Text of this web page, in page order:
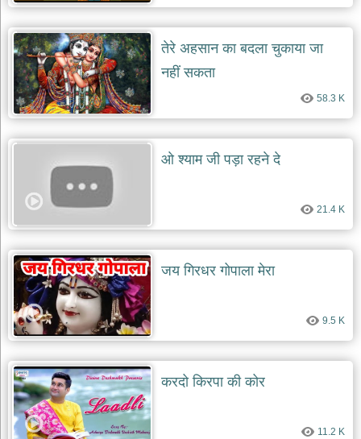
देश
भक्ति
भजन
patriotic
bhajans
खाटू
श्याम
रानी
सती
दादी
भजन
rani
sati
dadi
bhajans
बावा
दयाल
भजन
bawa
lal
dayal
bhajans
तेरे अहसान का बदला चुकाया जा
नहीं सकता
58.3 K
ओ श्याम जी पड़ा रहने दे
21.4 K
जय गिरधर गोपाला मेरा
9.5 K
करदो किरपा की कोर
11.2 K